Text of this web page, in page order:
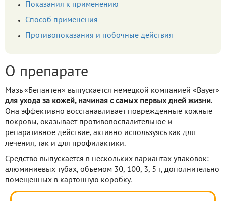
Показания к применению
Способ применения
Противопоказания и побочные действия
О препарате
Мазь «Бепантен» выпускается немецкой компанией «Bayer»
для ухода за кожей, начиная с самых первых дней жизни.
Она эффективно восстанавливает поврежденные кожные
покровы, оказывает противовоспалительное и
репаративное действие, активно используясь как для
лечения, так и для профилактики.
Средство выпускается в нескольких вариантах упаковок:
алюминиевых тубах, объемом 30, 100, 3, 5 г, дополнительно
помещенных в картонную коробку.